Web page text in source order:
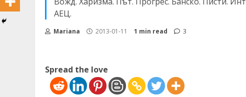
АЕЦ.
Mariana 2013-01-11 1 min read 3
Spread the love